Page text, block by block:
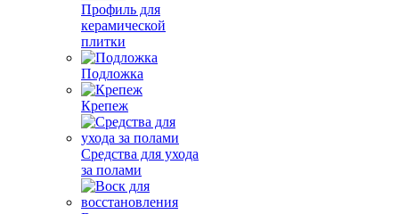
Профиль для
керамической
плитки
Подложка
Крепеж
Средства для ухода
за полами